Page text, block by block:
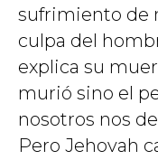
sufrimiento de
culpa del
explica su
murió sino el
nosotros nos
Pero Jehovah